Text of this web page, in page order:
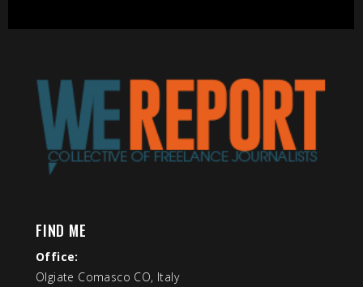
FIND ME
Office:
Olgiate Comasco CO, Italy